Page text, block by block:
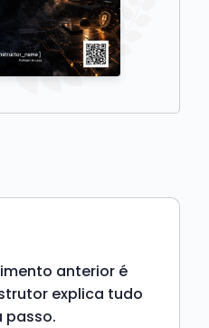
anterior é
explica tudo
passo.